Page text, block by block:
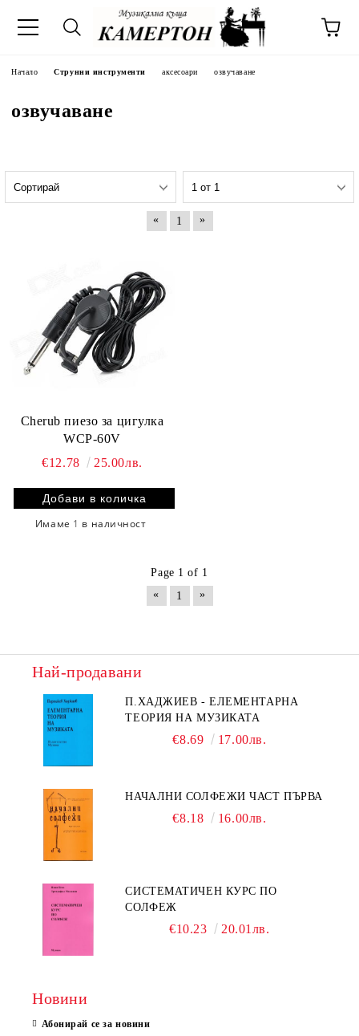
Начало Струнни инструменти аксесоари озвучаване
озвучаване
« 1 »
Cherub пиезо за цигулка
WCP-60V
€12.78
25.00лв.
Имаме 1 в наличност
Page 1 of 1
«
1 »
Най-продавани
П.ХАДЖИЕВ - ЕЛЕМЕНТАРНА
ТЕОРИЯ НА МУЗИКАТА
€8.69 17.00лв.
НАЧАЛНИ СОЛФЕЖИ ЧАСТ ПЪРВА
€8.18 16.00лв.
СИСТЕМАТИЧЕН КУРС ПО
СОЛФЕЖ
€10.23 20.01лв.
Новини
Абонирай се за новини